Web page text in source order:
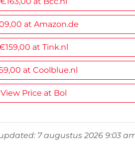
at Amazon.de
at Tink.nl
at Coolblue.nl
View Price at Bol
7 augustus 2026 9:03